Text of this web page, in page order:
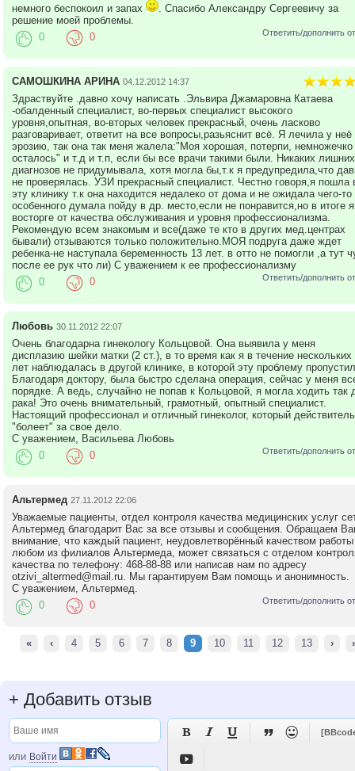
немного беспокоил и запах
. Спасибо Александру Сергеевичу за
решение моей проблемы.
Ответить/дополнить
0 0
САМОШКИНА АРИНА 04.12.2012 14:37
Здраствуйте .давно хочу написать .Эльвира Джамаровна Катаева
-обалденный специалист, во-первых специалист высокого
уровня,опытная, во-вторых человек прекрасный, очень ласково
разговаривает, ответит на все вопросы,разьяснит всё. Я лечила у неё
эрозию, так она так меня жалела:"Моя хорошая, потерпи, немножечко
осталось" и т.д и т.п, если бы все врачи такими были. Никаких лишних
диагнозов не придумывала, хотя могла бы,т.к я предупредила,что
не проверялась. УЗИ прекрасный специалист. Честно говоря,я пошла
эту клинику т.к она находится недалеко от дома и не ожидала чего-то
особенного думала пойду в др. место,если не понравится,но в итоге
восторге от качества обслуживания и уровня профессионализма.
Рекомендую всем знакомым и все(даже те кто в других мед.центрах
бывали) отзываются только положительно.МОЯ подруга даже ждет
ребенка-не наступала беременность 13 лет. в отто не помогли ,а тут
после ее рук что ли) С уважением к ее профессионализму
Ответить/дополнить
0 0
Любовь 30.11.2012 22:07
Очень благодарна гинекологу Кольцовой. Она выявила у меня
дисплазию шейки матки (2 ст.), в то время как я в течение нескольких
лет наблюдалась в другой клинике, в которой эту проблему
Благодаря доктору, была быстро сделана операция, сейчас у меня
порядке. А ведь, случайно не попав к Кольцовой, я могла ходить так
рака! Это очень внимательный, грамотный, опытный специалист.
Настоящий профессионал и отличный гинеколог, который
"болеет" за свое дело.
С уважением, Васильева Любовь
Ответить/дополнить
0 0
Альтермед 27.11.2012 22:06
Уважаемые пациенты, отдел контроля качества медицинских услуг
Альтермед благодарит Вас за все отзывы и сообщения. Обращаем
внимание, что каждый пациент, неудовлетворённый качеством
любом из филиалов Альтермеда, может связаться с отделом
качества по телефону: 468-88-88 или написав нам по адресу
otzivi_altermed@mail.ru. Мы гарантируем Вам помощь и анонимность.
С уважением, Альтермед.
Ответить/дополнить
0 0
« ‹ 4 5 6 7 8 9 10 11 12 13 ›
+ Добавить отзыв
или Войти
   

